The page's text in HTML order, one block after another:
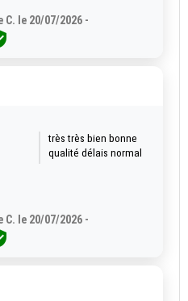
le 20/07/2026 -
très très bien bonne
qualité délais normal
le 20/07/2026 -